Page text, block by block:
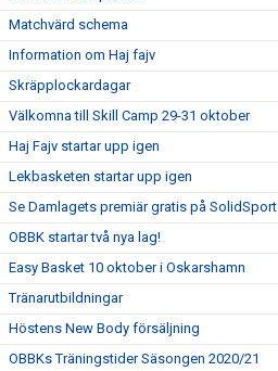
Matchvärd schema
Information om Haj fajv
Skräpplockardagar
Välkomna till Skill Camp 29-31 oktober
Haj Fajv startar upp igen
Lekbasketen startar upp igen
Se Damlagets premiär gratis på SolidSport
OBBK startar två nya lag!
Easy Basket 10 oktober i Oskarshamn
Tränarutbildningar
Höstens New Body försäljning
OBBKs Träningstider Säsongen 2020/21